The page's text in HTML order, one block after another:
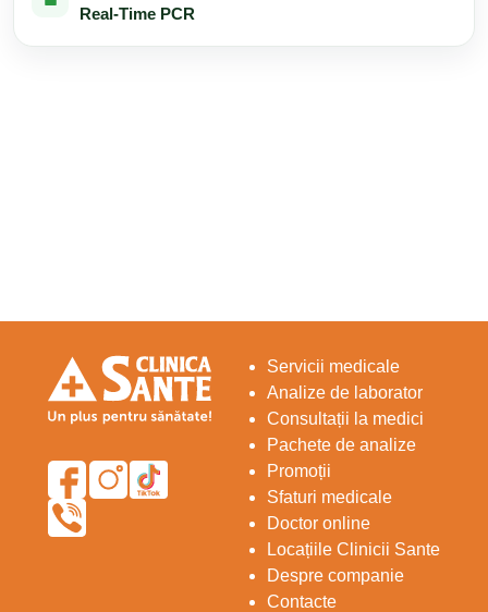
Real-Time PCR
Servicii medicale
Analize de laborator
Consultații la medici
Pachete de analize
Promoții
Sfaturi medicale
Doctor online
Locațiile Clinicii Sante
Despre companie
Contacte